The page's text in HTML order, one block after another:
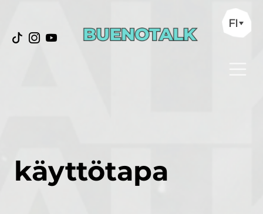
FI
käyttötapa